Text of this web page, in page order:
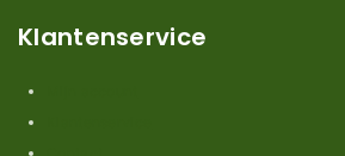
Klantenservice